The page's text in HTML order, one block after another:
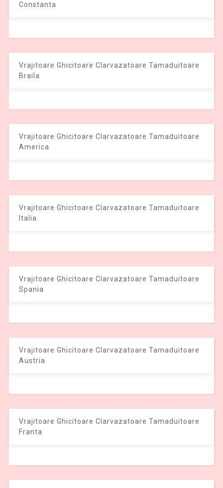
Constanta
Vrajitoare Ghicitoare Clarvazatoare Tamaduitoare
Braila
Vrajitoare Ghicitoare Clarvazatoare Tamaduitoare
America
Vrajitoare Ghicitoare Clarvazatoare Tamaduitoare
Italia
Vrajitoare Ghicitoare Clarvazatoare Tamaduitoare
Spania
Vrajitoare Ghicitoare Clarvazatoare Tamaduitoare
Austria
Vrajitoare Ghicitoare Clarvazatoare Tamaduitoare
Franta